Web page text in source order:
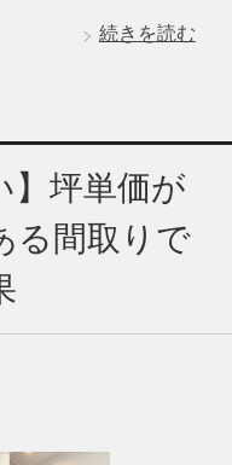
続きを読む
】坪単価が
る間取りで